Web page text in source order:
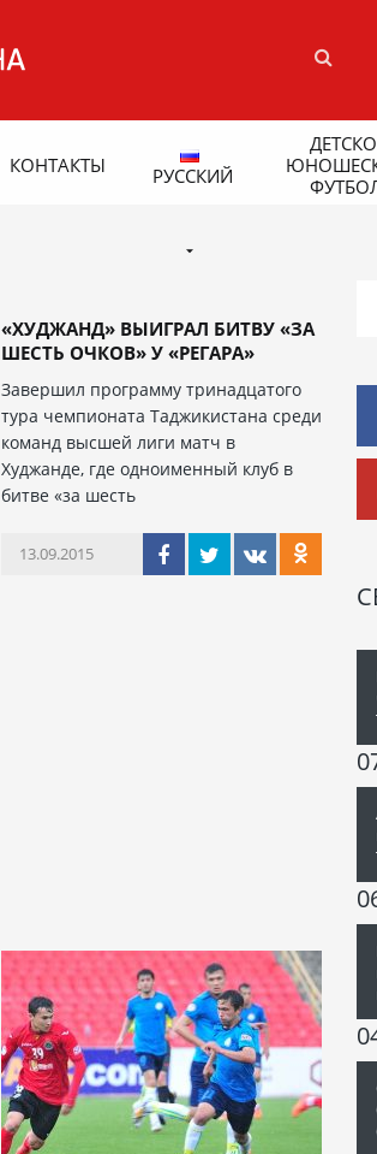
КОНТАКТЫ РУССКИЙ
«ХУДЖАНД» ВЫИГРАЛ БИТВУ «ЗА
ШЕСТЬ ОЧКОВ» У «РЕГАРА»
Завершил программу тринадцатого
тура чемпионата Таджикистана среди
команд высшей лиги матч в
Худжанде, где одноименный клуб в
битве «за шесть
13.09.2015